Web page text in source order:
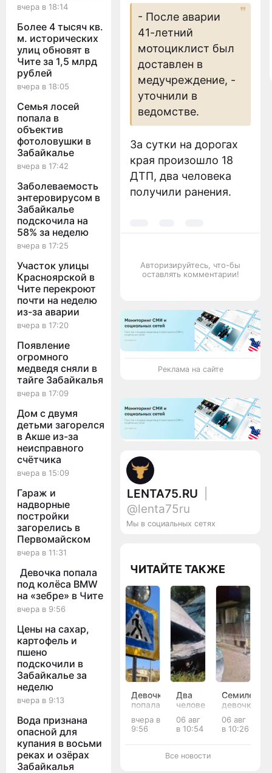
вчера в 18:14
Более 4 тысяч кв.
м. исторических
улиц обновят в
Чите за 1,5 млрд
рублей
вчера в 18:05
Семья лосей
попала в
объектив
фотоловушки в
Забайкалье
вчера в 17:42
Заболеваемость
энтеровирусом в
Забайкалье
подскочила на
58% за неделю
вчера в 17:25
Участок улицы
Красноярской в
Чите перекроют
почти на неделю
из-за аварии
вчера в 17:20
Появление
огромного
медведя сняли в
тайге Забайкалья
вчера в 17:09
Дом с двумя
детьми загорелся
в Акше из-за
неисправного
счётчика
вчера в 15:09
Гараж и
надворные
постройки
загорелись в
Первомайском
вчера в 11:31
Девочка попала
под колёса BMW
на «зебре» в Чите
вчера в 9:56
Цены на сахар,
картофель и
пшено
подскочили в
Забайкалье за
неделю
вчера в 9:13
Вода признана
опасной для
купания в восьми
реках и озёрах
Забайкалья
- После аварии
41-летний
мотоциклист был
доставлен в
медучреждение, -
уточнили в
ведомстве.
За сутки на дорогах
края произошло 18
ДТП, два человека
получили ранения.
Авторизируйтесь, что-бы
оставлять комментарии!
Реклама на сайте
LENTA75.RU
@lenta75ru
Мы в социальных сетях
ЧИТАЙТЕ ТАКЖЕ
Девочка
попала
колёса
BMW
на
вчера в
9:56
Два
человека
пострадали
в ДТП
на
встречке
в
06 авг
в 10:54
девочка
попала
под
колёса
иномарки
06 авг
в 10:26
Все новости